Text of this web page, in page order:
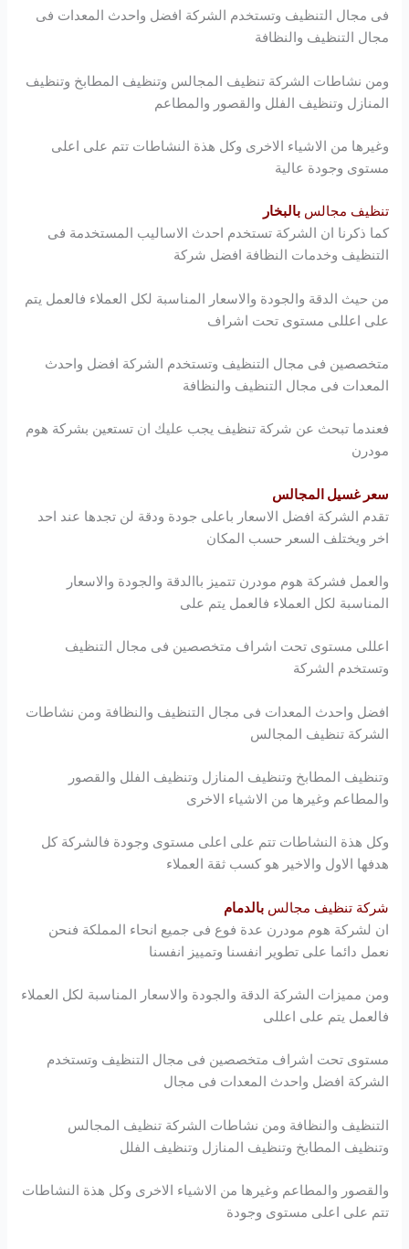
فى مجال التنظيف وتستخدم الشركة افضل واحدث المعدات فى
مجال التنظيف والنظافة
ومن نشاطات الشركة تنظيف المجالس وتنظيف المطابخ وتنظيف
المنازل وتنظيف الفلل والقصور والمطاعم
وغيرها من الاشياء الاخرى وكل هذة النشاطات تتم على اعلى
مستوى وجودة عالية
تنظيف مجالس بالبخار
كما ذكرنا ان الشركة تستخدم احدث الاساليب المستخدمة فى
التنظيف وخدمات النظافة افضل شركة
من حيث الدقة والجودة والاسعار المناسبة لكل العملاء فالعمل يتم
على اعللى مستوى تحت اشراف
متخصصين فى مجال التنظيف وتستخدم الشركة افضل واحدث
المعدات فى مجال التنظيف والنظافة
فعندما تبحث عن شركة تنظيف يجب عليك ان تستعين بشركةهوم
مودرن
سعر غسيل المجالس
تقدم الشركة افضل الاسعار باعلى جودة ودقة لن تجدها عند احد
اخر ويختلف السعر حسب المكان
والعمل فشركةهوم مودرنتتميز باالدقة والجودة والاسعار
المناسبة لكل العملاء فالعمل يتم على
اعللى مستوى تحت اشراف متخصصين فى مجال التنظيف
وتستخدم الشركة
افضل واحدث المعدات فى مجال التنظيف والنظافة ومن نشاطات
الشركة تنظيف المجالس
وتنظيف المطابخ وتنظيف المنازل وتنظيف الفلل والقصور
والمطاعم وغيرها من الاشياء الاخرى
وكل هذة النشاطات تتم على اعلى مستوى وجودة فالشركة كل
هدفها الاول والاخير هو كسب ثقة العملاء
شركة تنظيف مجالس بالدمام
ان لشركةهوم مودرنعدة فوع فى جميع انحاء المملكة فنحن
نعمل دائما على تطوير انفسنا وتمييز انفسنا
ومن مميزات الشركة الدقة والجودة والاسعار المناسبة لكل العملاء
فالعمل يتم على اعللى
مستوى تحت اشراف متخصصين فى مجال التنظيف وتستخدم
الشركة افضل واحدث المعدات فى مجال
التنظيف والنظافة ومن نشاطات الشركة تنظيف المجالس
وتنظيف المطابخ وتنظيف المنازل وتنظيف الفلل
والقصور والمطاعم وغيرها من الاشياء الاخرى وكل هذة النشاطات
تتم على اعلى مستوى وجودة